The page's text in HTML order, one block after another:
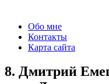
Обо мне
Контакты
Карта сайта
8. Дмитрий